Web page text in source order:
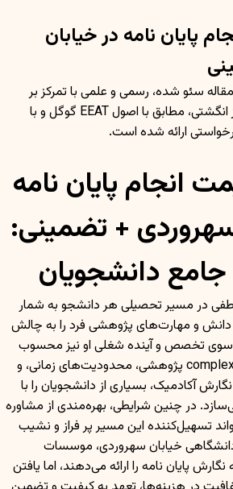
پایان نامه در خیابان
سئو شده، رسمی و علمی با تمرکز بر
تبلیغات برای موسسه سبز انگشتی، مطابق با اصول EEAT گوگل و با
ارائه شده است.
انجام پایان نامه
+ تضمینی:
جامع دانشجویان
در مسیر تحصیلی هر دانشجو به شمار
دانش و مهارت‌های پژوهشی فرد را به چالش
سوی تخصص و آینده شغلی او نیز محسوب
می‌شود. با این حال، complexities پژوهشی، محدودیت‌های زمانی، و
آکادمیک، بسیاری از دانشجویان را با
در چنین شرایطی، بهره‌مندی از مشاوره
تسهیل‌کننده این مسیر پر فراز و نشیب
خیابان سهروردی، موسسات
پایان نامه را ارائه می‌دهند، اما یافتن